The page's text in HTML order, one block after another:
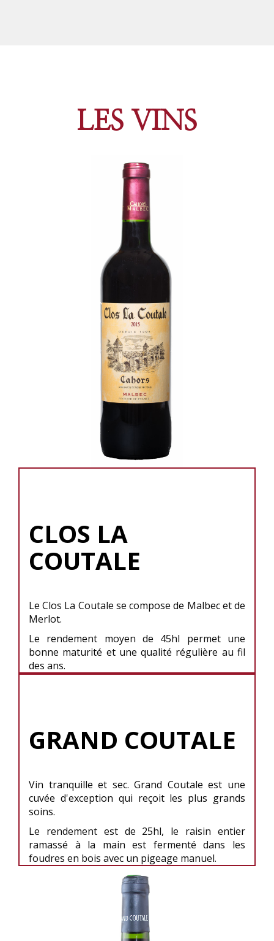
LES VINS
CLOS LA
COUTALE
Le Clos La Coutale se compose de Malbec et de
Merlot.
Le rendement moyen de 45hl permet une
bonne maturité et une qualité régulière au fil
des ans.
GRAND COUTALE
Vin tranquille et sec. Grand Coutale est une
cuvée d'exception qui reçoit les plus grands
soins.
Le rendement est de 25hl, le raisin entier
ramassé à la main est fermenté dans les
foudres en bois avec un pigeage manuel.